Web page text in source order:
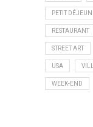
PETIT
RESTAURANT
STREET ART
USA
WEEK-END